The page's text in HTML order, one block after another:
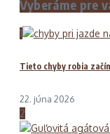
Vyberáme pre
1
Tieto chyby robia
22. júna 2026
2